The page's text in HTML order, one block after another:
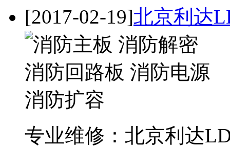
[2017-02-19]北京利达
专业维修：北京利达